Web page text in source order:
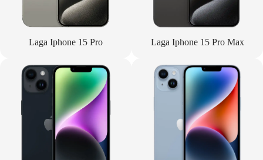
Laga Iphone 15 Pro Laga Iphone 15 Pro Max